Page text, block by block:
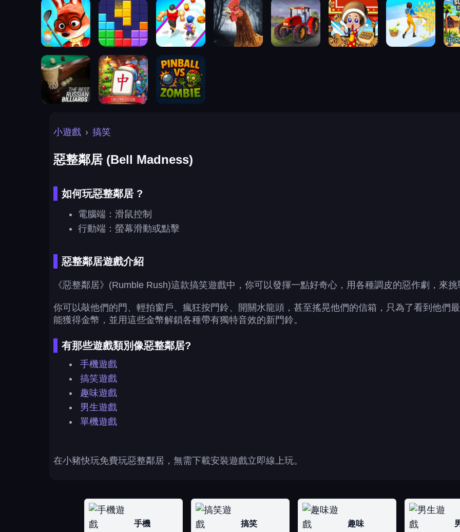
小遊戲 › 搞笑
惡整鄰居 (Bell Madness)
如何玩惡整鄰居 ?
電腦端：滑鼠控制
行動端：螢幕滑動或點擊
惡整鄰居遊戲介紹
《惡整鄰居》(Rumble Rush)這款搞笑遊戲中，你可以發揮一點好奇心，用各種調皮的惡作劇，來
你可以敲他們的門、輕拍窗戶、瘋狂按門鈴、開關水龍頭，甚至搖晃他們的信箱，只為了看到他們
能獲得金幣，並用這些金幣解鎖各種帶有獨特音效的新門鈴。
有那些遊戲類別像惡整鄰居?
手機遊戲
搞笑遊戲
趣味遊戲
男生遊戲
單機遊戲
在小豬快玩免費玩惡整鄰居，無需下載安裝遊戲立即線上玩。
手機 搞笑 趣味